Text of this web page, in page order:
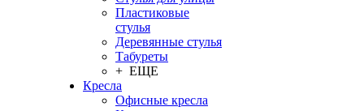
Пластиковые
стулья
Деревянные стулья
Табуреты
+ ЕЩЕ
Кресла
Офисные кресла